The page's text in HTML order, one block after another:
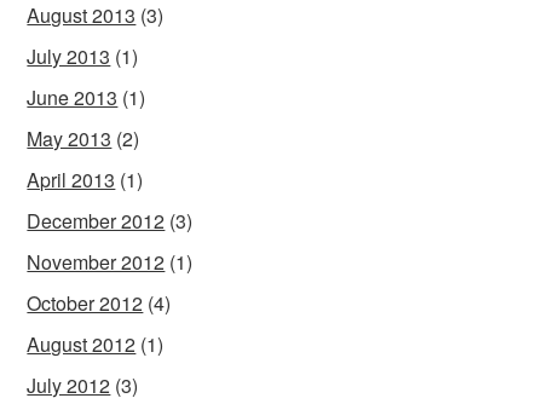
August 2013 (3)
July 2013 (1)
June 2013 (1)
May 2013 (2)
April 2013 (1)
December 2012 (3)
November 2012 (1)
October 2012 (4)
August 2012 (1)
July 2012 (3)